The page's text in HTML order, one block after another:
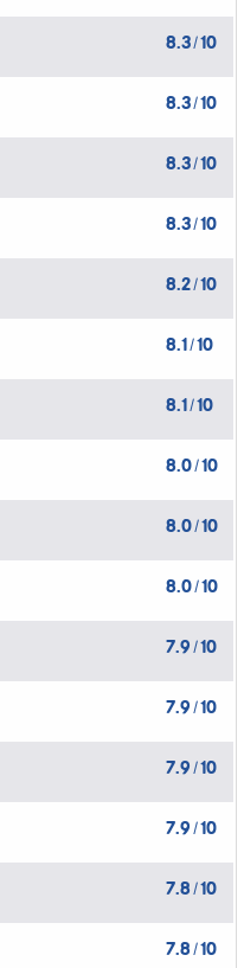
8.3/10
8.3/10
8.3/10
8.3/10
8.2/10
8.1/10
8.1/10
8.0/10
8.0/10
8.0/10
7.9 /10
7.9 /10
7.9 /10
7.9 /10
7.8 /10
7.8/10